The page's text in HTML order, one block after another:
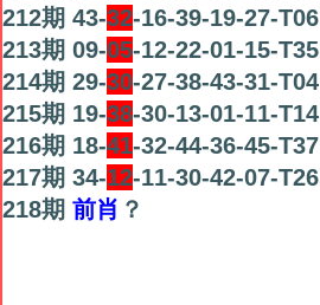
212期 43-32-16-39-19-27-T06
213期 09-05-12-22-01-15-T35
214期 29-30-27-38-43-31-T04
215期 19-38-30-13-01-11-T14
216期 18-41-32-44-36-45-T37
217期 34-12-11-30-42-07-T26
218期 前肖 ？